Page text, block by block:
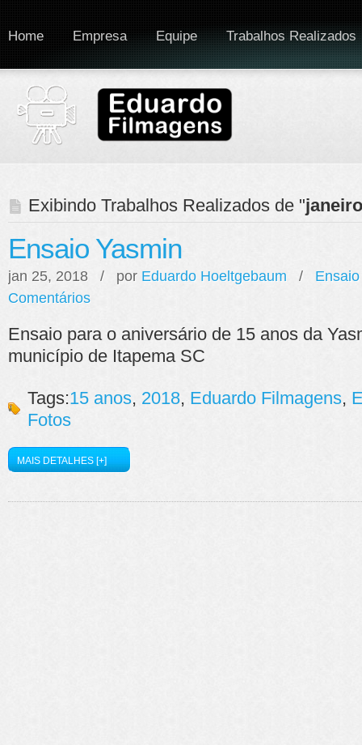
Home Empresa Equipe Trabalhos Realizados
Exibindo Trabalhos Realizados de "
Ensaio Yasmin
jan 25, 2018 / por Eduardo Hoeltgebaum /
Comentários
Ensaio para o aniversário de 15 anos da
município de Itapema SC
Tags:15 anos, 2018, Eduardo Filmagens,
Fotos
MAIS DETALHES [+]